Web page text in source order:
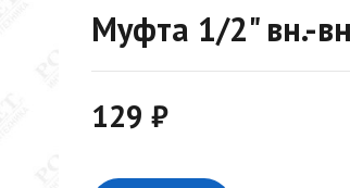
Муфта 1/2" вн.-
129 ₽